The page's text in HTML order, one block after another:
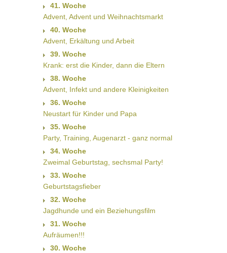
41. Woche
Advent, Advent und Weihnachtsmarkt
40. Woche
Advent, Erkältung und Arbeit
39. Woche
Krank: erst die Kinder, dann die Eltern
38. Woche
Advent, Infekt und andere Kleinigkeiten
36. Woche
Neustart für Kinder und Papa
35. Woche
Party, Training, Augenarzt - ganz normal
34. Woche
Zweimal Geburtstag, sechsmal Party!
33. Woche
Geburtstagsfieber
32. Woche
Jagdhunde und ein Beziehungsfilm
31. Woche
Aufräumen!!!
30. Woche